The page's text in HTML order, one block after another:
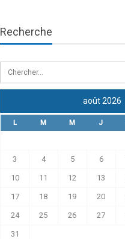
Recherche
août 2026
L M M J
3 4 5 6
10 11 12 13
17 18 19 20
24 25 26 27
31